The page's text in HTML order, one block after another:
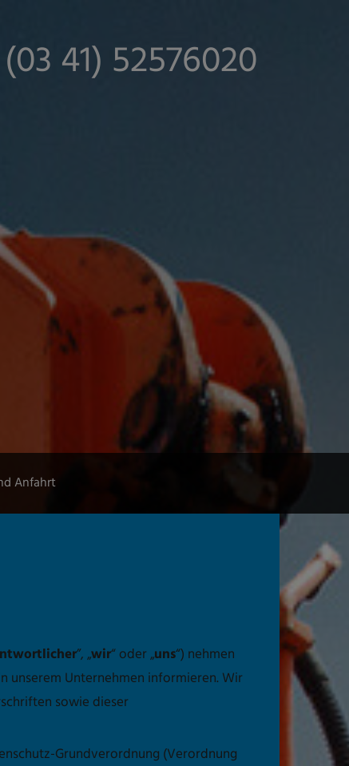
(03 41) 52576020
Anfahrt
”, „wir“ oder „uns“) nehmen
unserem Unternehmen informieren. Wir
sowie dieser
Grundverordnung (Verordnung